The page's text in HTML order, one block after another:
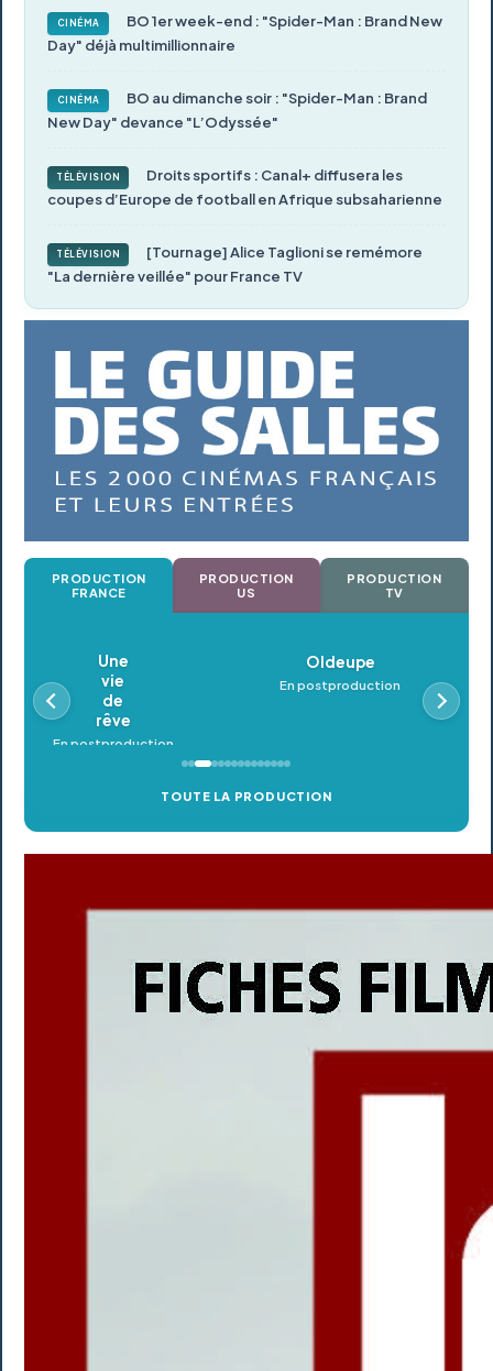
CINÉMA
BO 1er week-end : "Spider-Man : Brand New
Day" déjà multimillionnaire
CINÉMA
BO au dimanche soir : "Spider-Man : Brand
New Day" devance "L’Odyssée"
TÉLÉVISION
Droits sportifs : Canal+ diffusera les
coupes d’Europe de football en Afrique subsaharienne
TÉLÉVISION
[Tournage] Alice Taglioni se remémore
"La dernière veillée" pour France TV
PRODUCTION
FRANCE
PRODUCTION
US
PRODUCTION
TV
En postproduction
TOUTE LA PRODUCTION